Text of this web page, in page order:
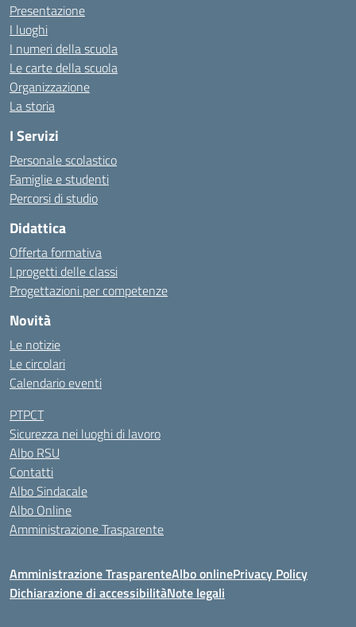
Presentazione
I luoghi
I numeri della scuola
Le carte della scuola
Organizzazione
La storia
I Servizi
Personale scolastico
Famiglie e studenti
Percorsi di studio
Didattica
Offerta formativa
I progetti delle classi
Progettazioni per competenze
Novità
Le notizie
Le circolari
Calendario eventi
PTPCT
Sicurezza nei luoghi di lavoro
Albo RSU
Contatti
Albo Sindacale
Albo Online
Amministrazione Trasparente
Amministrazione TrasparenteAlbo onlinePrivacy Policy
Dichiarazione di accessibilitàNote legali